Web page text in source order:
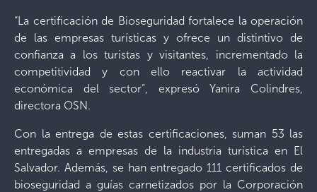
“La certificación de Bioseguridad fortalece la operación
de las empresas turísticas y ofrece un distintivo de
confianza a los turistas y visitantes, incrementado la
competitividad y con ello reactivar la actividad
económica del sector”, expresó Yanira Colindres,
directora OSN.
Con la entrega de estas certificaciones, suman 53 las
entregadas a empresas de la industria turística en El
Salvador. Además, se han entregado 111 certificados de
bioseguridad a guías carnetizados por la Corporación